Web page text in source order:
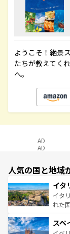
ようこそ！絶景
たちが教えてく
へ。
AD
AD
人気の国と地域
イタ
イタ
れた国
ろん
景な
スペ